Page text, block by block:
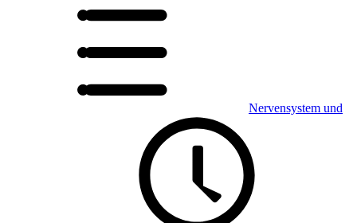
Nervensystem und